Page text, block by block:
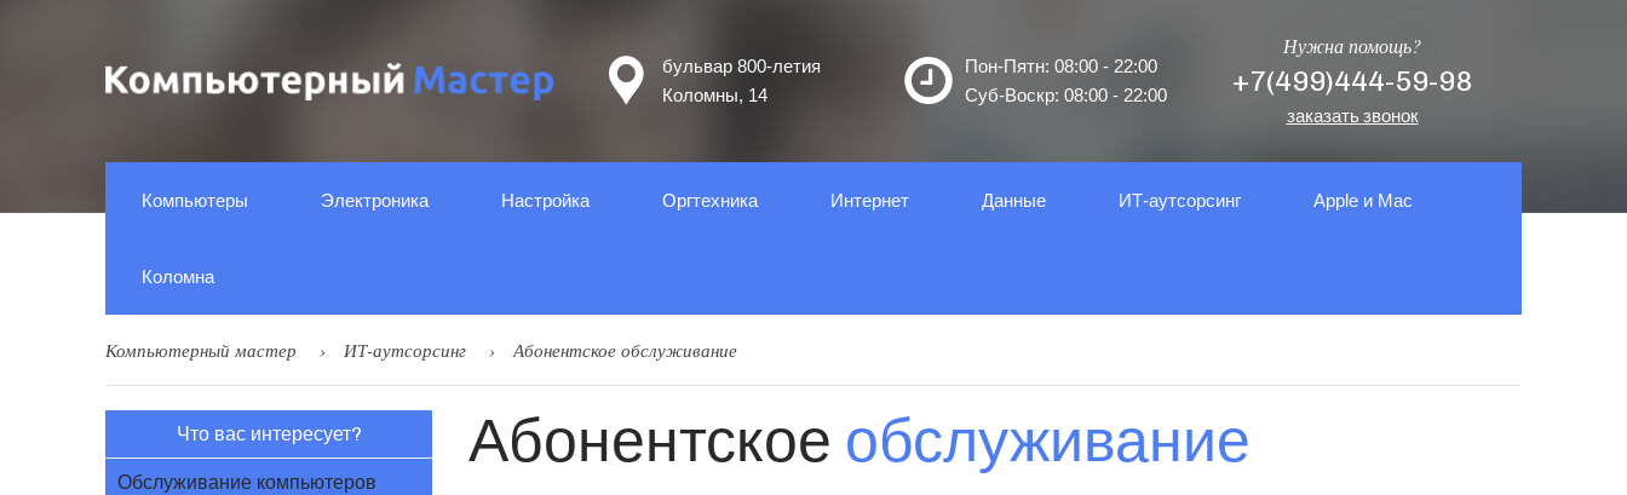
бульвар 800-летия
Коломны, 14
Пон-Пятн: 08:00 - 22:00
Суб-Воскр: 08:00 - 22:00
Нужна помощь?
+7(499)444-59-98
заказать звонок
Компьютеры Электроника Настройка Оргтеxника Интернет Данные ИТ-аутсорсинг Apple и Mac
Коломна
Компьютерный мастер ИТ-аутсорсинг Абонентское обслуживание
Что вас интересует?
Обслуживание компьютеров
Абонентское обслуживание